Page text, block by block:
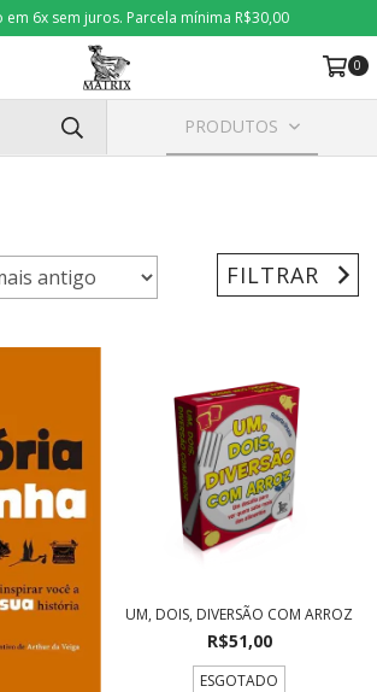
em 6x sem juros. Parcela mínima R$30,00
0
PRODUTOS
FILTRAR
UM, DOIS, DIVERSÃO COM ARROZ
R$51,00
ESGOTADO